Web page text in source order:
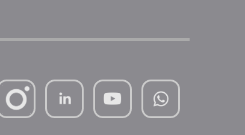
mutterhaus-xMBTtqOwC1KKBww